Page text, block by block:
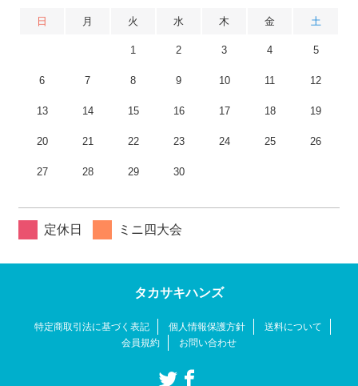
日 月 火 水 木 金 土
1 2 3 4 5
6 7 8 9 10 11 12
13 14 15 16 17 18 19
20 21 22 23 24 25 26
27 28 29 30
定休日 ミニ四大会
タカサキハンズ
特定商取引法に基づく表記 個人情報保護方針
送料について
会員規約
お問い合わせ